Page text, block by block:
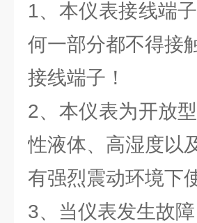
1、本仪表接线端
何一部分都不得接
接线端子！
2、本仪表为开放
性液体、高湿度以
有强烈震动环境下
3、当仪表发生故